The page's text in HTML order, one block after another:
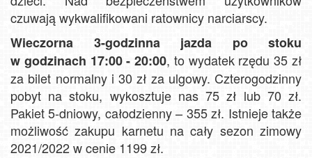
czuwają wykwalifikowani ratownicy narciarscy.
Wieczorna 3-godzinna jazda po stoku
w godzinach 17:00 - 20:00, to wydatek rzędu 35 zł
za bilet normalny i 30 zł za ulgowy. Czterogodzinny
pobyt na stoku, wykosztuje nas 75 zł lub 70 zł.
Pakiet 5-dniowy, całodzienny – 355 zł. Istnieje także
możliwość zakupu karnetu na cały sezon zimowy
2021/2022 w cenie 1199 zł.